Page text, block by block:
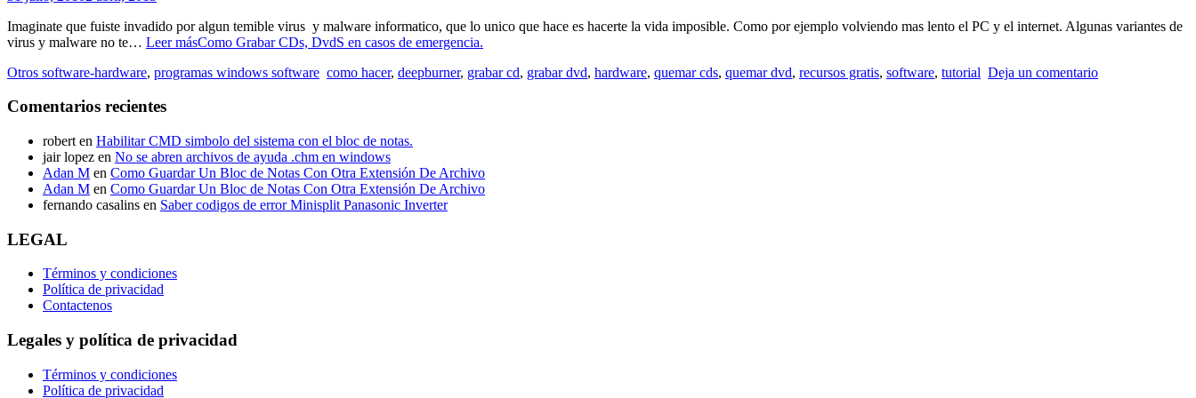
Imaginate que fuiste invadido por algun temible virus y malware informatico, que lo unico que hace es hacerte la vida imposible. Como por ejemplo volviendo mas lento el PC y el internet. Algunas variantes de
virus y malware no te… Leer másComo Grabar CDs, DvdS en casos de emergencia.
Otros software-hardware, programas windows software como hacer, deepburner, grabar cd, grabar dvd, hardware, quemar cds, quemar dvd, recursos gratis, software, tutorial Deja un comentario
Comentarios recientes
robert en Habilitar CMD simbolo del sistema con el bloc de notas.
jair lopez en No se abren archivos de ayuda .chm en windows
Adan M en Como Guardar Un Bloc de Notas Con Otra Extensión De Archivo
Adan M en Como Guardar Un Bloc de Notas Con Otra Extensión De Archivo
fernando casalins en Saber codigos de error Minisplit Panasonic Inverter
LEGAL
Términos y condiciones
Política de privacidad
Contactenos
Legales y política de privacidad
Términos y condiciones
Política de privacidad